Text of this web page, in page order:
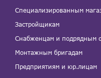
Специализированным
Застройщикам
Снабженцам и подрядным
Монтажным бригадам
Предприятиям и юр.лицам